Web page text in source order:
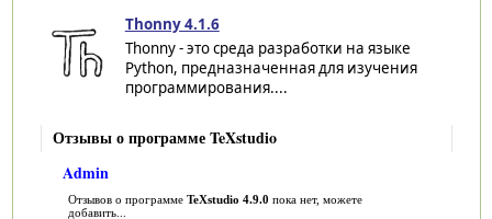
Thonny 4.1.6
Thonny - это среда разработки на языке
Python, предназначенная для изучения
программирования....
Отзывы о программе TeXstudio
Admin
Отзывов о программе TeXstudio 4.9.0 пока нет, можете
добавить...